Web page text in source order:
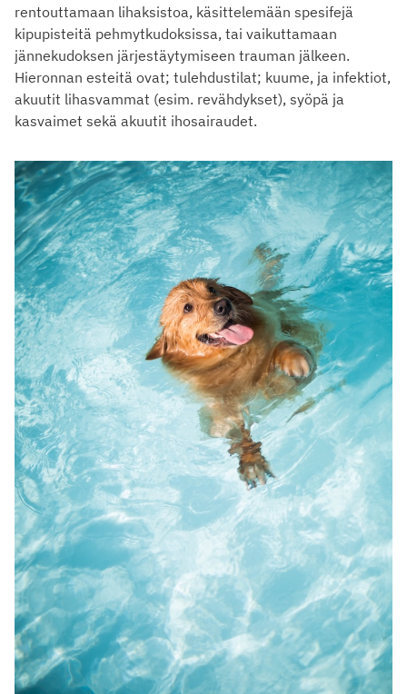
rentouttamaan lihaksistoa, käsittelemään spesifejä
kipupisteitä pehmytkudoksissa, tai vaikuttamaan
jännekudoksen järjestäytymiseen trauman jälkeen.
Hieronnan esteitä ovat; tulehdustilat; kuume, ja infektiot,
akuutit lihasvammat (esim. revähdykset), syöpä ja
kasvaimet sekä akuutit ihosairaudet.